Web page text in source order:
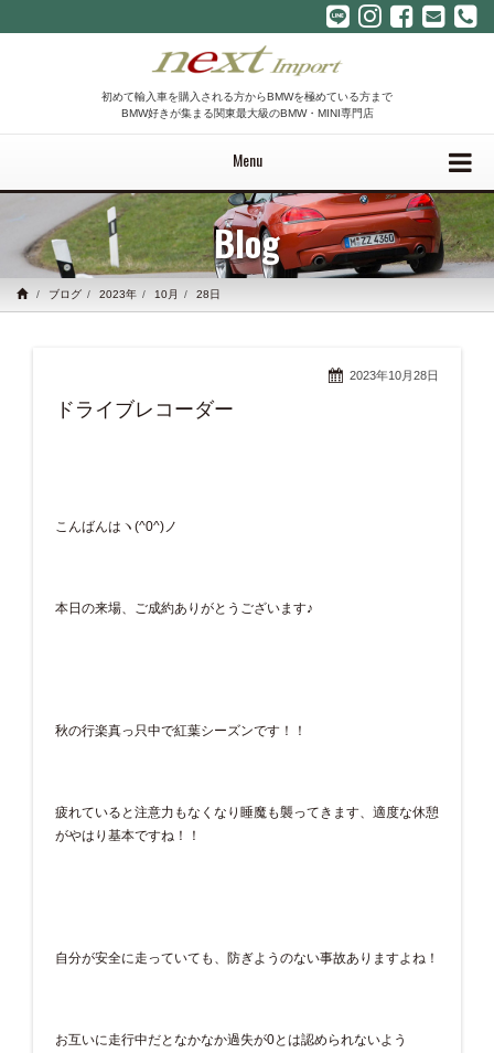
初めて輸入車を購入される方からBMWを極めている方まで
BMW好きが集まる関東最大級のBMW・MINI専門店
Menu
Blog
ブログ 2023年 10月 28日
2023年10月28日
ドライブレコーダー
こんばんはヽ(^0^)ノ
本日の来場、ご成約ありがとうございます♪
秋の行楽真っ只中で紅葉シーズンです！！
疲れていると注意力もなくなり睡魔も襲ってきます、適度な休憩
がやはり基本ですね！！
自分が安全に走っていても、防ぎようのない事故ありますよね！
お互いに走行中だとなかなか過失が0とは認められないよう